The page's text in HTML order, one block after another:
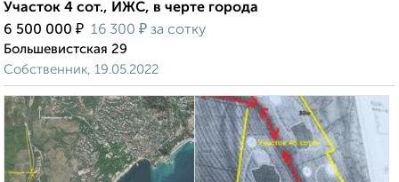
Участок 4 сот., ИЖС, в черте города
6 500 000 ₽ 16 300 ₽ за сотку
Большевистская 29
Собственник, 19.05.2022